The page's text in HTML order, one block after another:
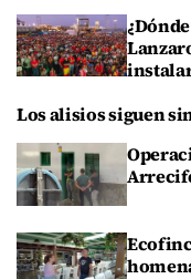
Los alisios siguen